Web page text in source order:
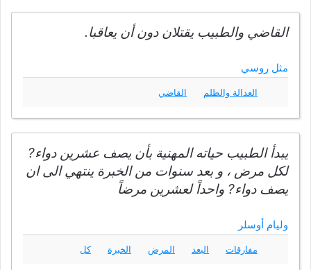
القاضي والطبيب يقتلان دون أن يعاقبا.
مثل روسي
العدالة والظلم القاضي
يبدأ الطبيب حياته المهنية بأن يصف عشرين دواء?
لكل مرض ، و بعد سنوات من الخبرة ينتهي الى ان
يصف دواء? واحداً لعشرين مرضاً
وليام أوسلر
مفارقات البعد المرض الخبرة كل